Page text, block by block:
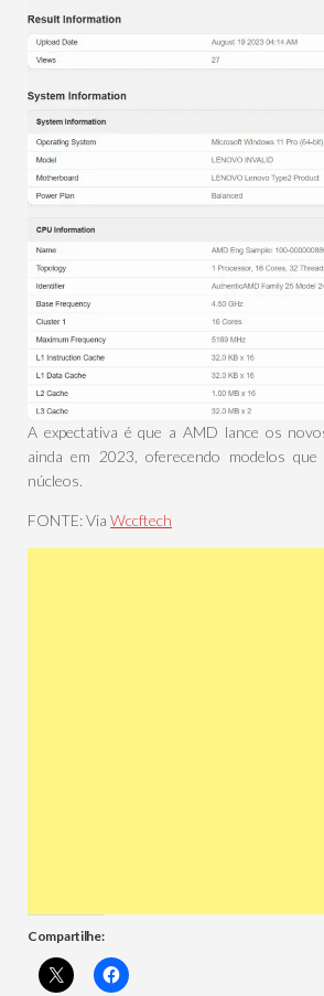
A expectativa é que a AMD lance os
ainda em 2023, oferecendo modelos
núcleos.
FONTE: Via Wccftech
Compartilhe: